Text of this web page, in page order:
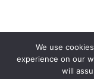
© Hebron
We use
experience on our
will